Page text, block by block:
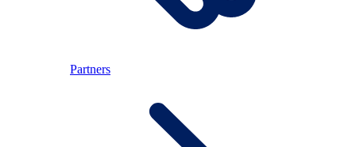
Partners